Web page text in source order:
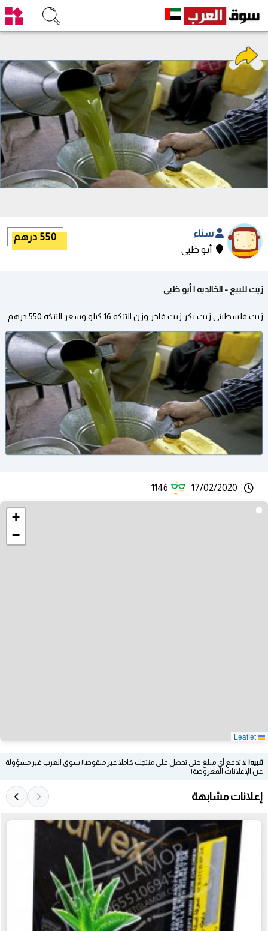
سناء
أبو ظبي
550 درهم
زيت للبيع - الخالديه | أبو ظبي
زيت فلسطيني زيت بكر زيت فاخر وزن التنكه 16 كيلو وسعر التنكه 550 درهم
17/02/2020
1146
+
−
تنبيه! لا تدفع أي مبلغ حتى تحصل على منتجك كاملا غير منقوصا! سوق العرب غير مسؤولة
عن الإعلانات المعروضة!
إعلانات مشابهة